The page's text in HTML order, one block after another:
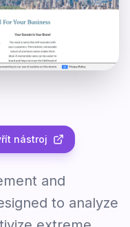
nástroj
and
to analyze